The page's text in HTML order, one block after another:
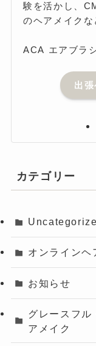
験を活かし、
のヘアメイクな
ACA エアブラ
出
カテゴリー
オンラインヘ
お知らせ
グレースフル
アメイク